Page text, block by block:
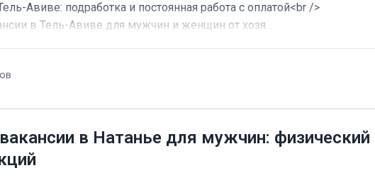
Авиве: подработка и постоянная работа с оплатой<br />
в Тель-Авиве для мужчин и женщин от хозя...
в Натанье для мужчин: